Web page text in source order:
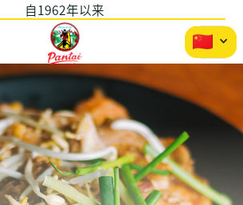
自1962年以来